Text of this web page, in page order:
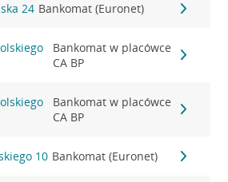
24 Bankomat (Euronet)
Bankomat w placówce
CA BP
Bankomat w placówce
CA BP
10 Bankomat (Euronet)